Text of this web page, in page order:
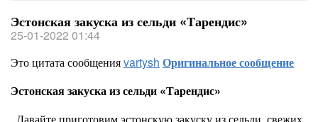
Эстонская закуска из сельди «Тарендис»
25-01-2022 01:44
Это цитата сообщенияvartysh Оригинальное сообщение
Эстонская закуска из сельди «Тарендис»